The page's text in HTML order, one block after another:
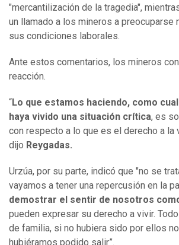
"mercantilización de la tragedia",
un llamado a los mineros a preocuparse
sus condiciones laborales.
Ante estos comentarios, los mineros
reacción.
“Lo que estamos haciendo, como
haya vivido una situación crítica, es
con respecto a lo que es el derecho a la
dijo Reygadas.
Urzúa, por su parte, indicó que "no se
vayamos a tener una repercusión en la
demostrar el sentir de nosotros
pueden expresar su derecho a vivir.
de familia, si no hubiera sido por ellos
hubiéramos podido salir”.